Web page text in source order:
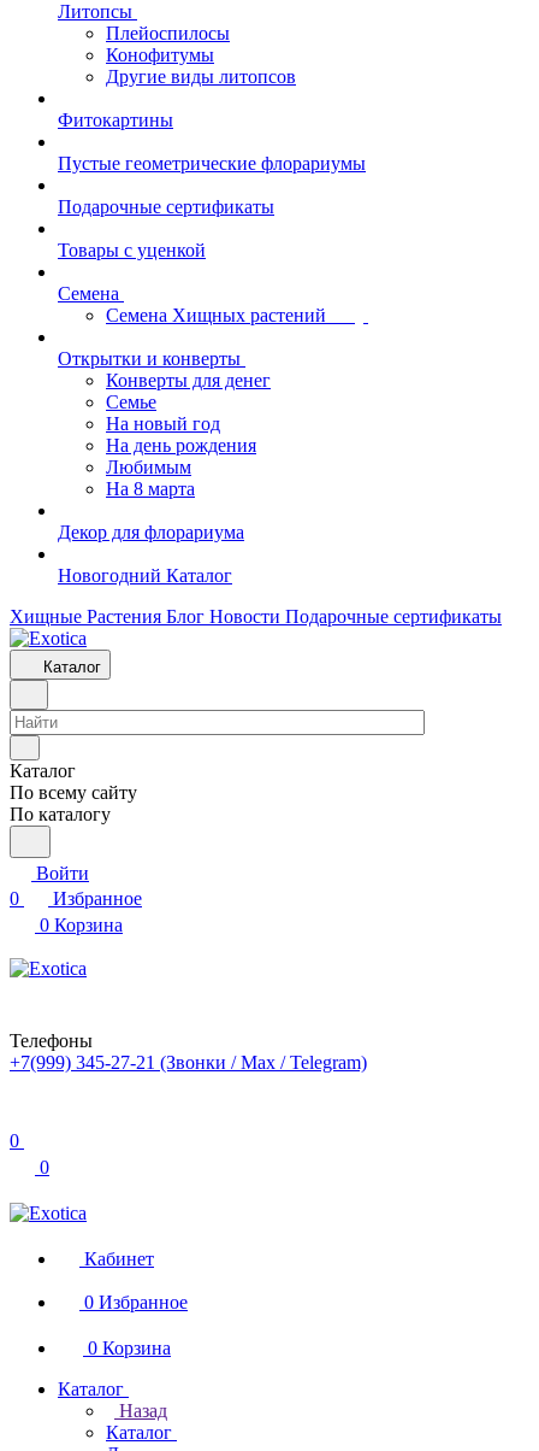
Литопсы
Плейоспилосы
Конофитумы
Другие виды литопсов
Фитокартины
Пустые геометрические флорариумы
Подарочные сертификаты
Товары с уценкой
Семена
Семена Хищных растений
Открытки и конверты
Конверты для денег
Семье
На новый год
На день рождения
Любимым
На 8 марта
Декор для флорариума
Новогодний Каталог
Хищные Растения Блог Новости Подарочные сертификаты
Каталог
Каталог
По всему сайту
По каталогу
Войти
0
Избранное
0 Корзина
Телефоны
+7(999) 345-27-21 (Звонки / Max / Telegram)
0
0
Кабинет
0 Избранное
0 Корзина
Каталог
Назад
Каталог